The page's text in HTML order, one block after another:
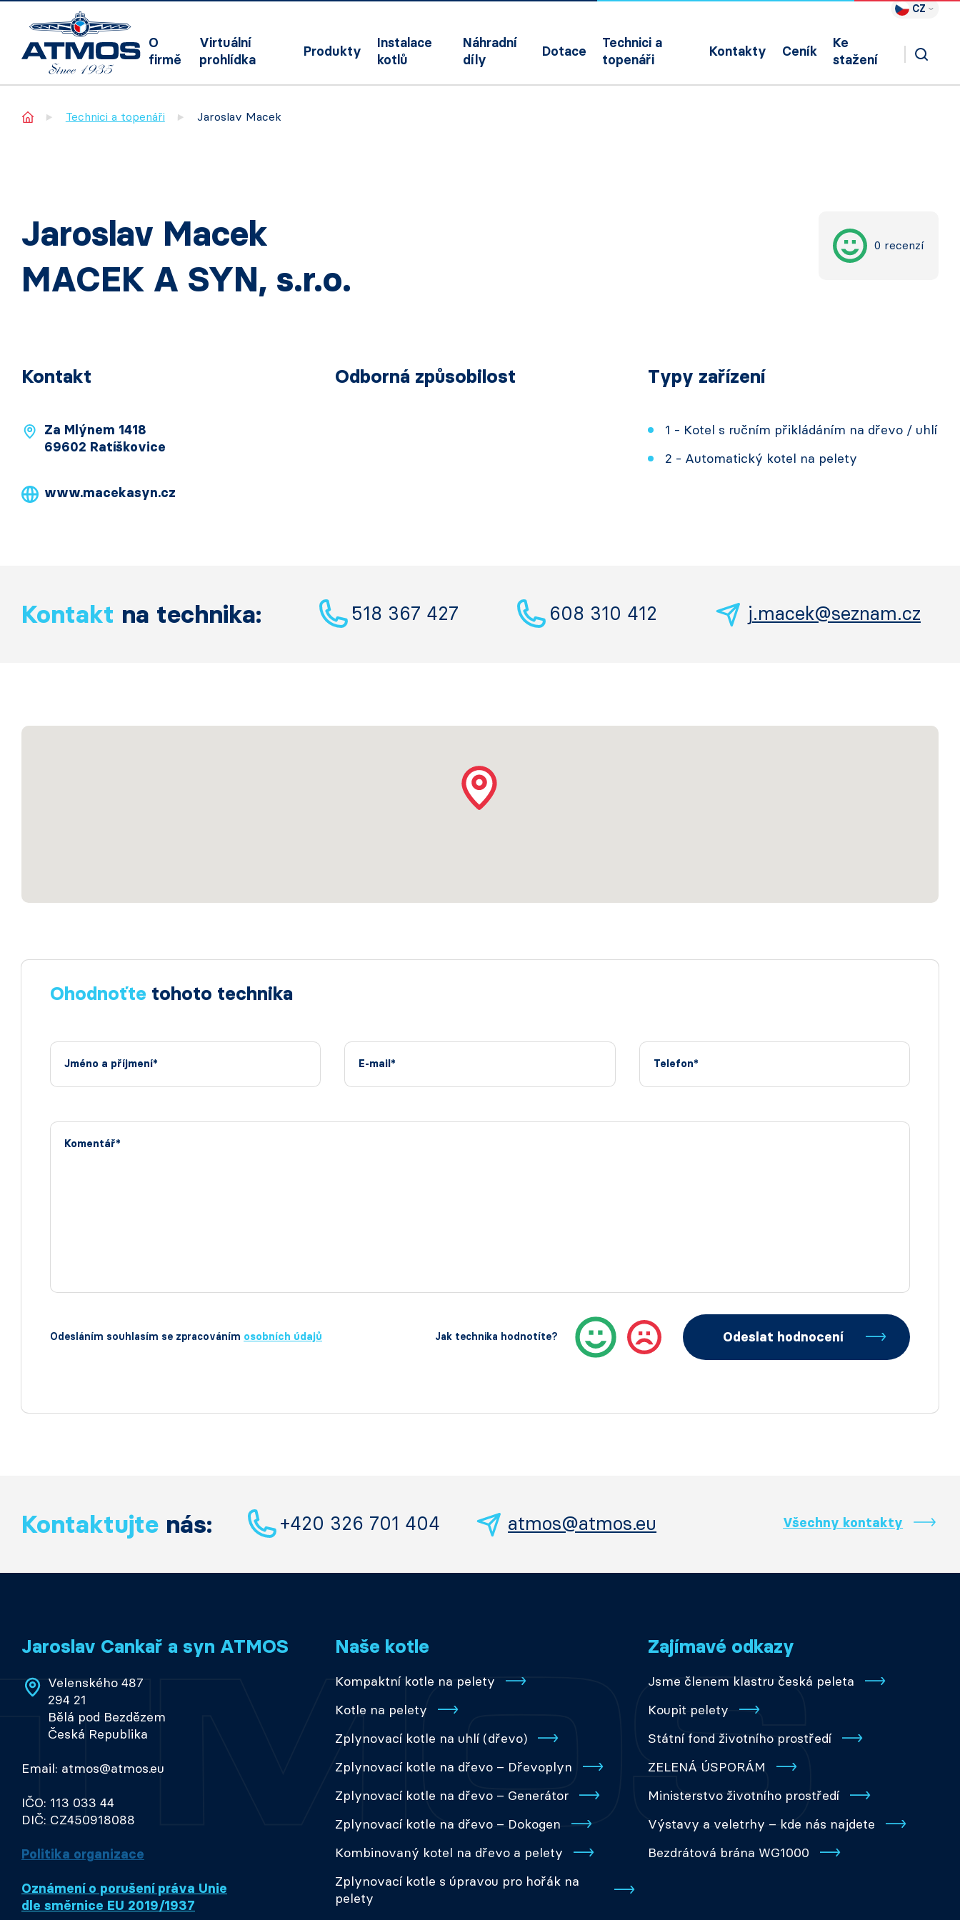
CZ
O
firmě
Virtuální
prohlídka
Produkty
Instalace
kotlů
Náhradní
díly
Dotace
Technici a
topenáři
Kontakty Ceník
Ke
stažení
Home Technici a topenáři Jaroslav Macek
Jaroslav Macek
MACEK A SYN, s.r.o.
0 recenzí
Kontakt
Za Mlýnem 1418
69602 Ratíškovice
www.macekasyn.cz
Odborná způsobilost Typy zařízení
1 - Kotel s ručním přikládáním na dřevo / uhlí
2 - Automatický kotel na pelety
Kontakt na technika: 518 367 427 608 310 412 j.macek@seznam.cz
Ohodnoťte tohoto technika
Jméno a příjmení* E-mail* Telefon*
Komentář*
Odesláním souhlasím se zpracováním osobních údajů Jak technika hodnotíte? Odeslat hodnocení
Kontaktujte nás: +420 326 701 404 atmos@atmos.eu Všechny kontakty
Jaroslav Cankař a syn ATMOS
Velenského 487
294 21
Bělá pod Bezdězem
Česká Republika
Email: atmos@atmos.eu
IČO: 113 033 44
DIČ: CZ450918088
Politika organizace
Oznámení o porušení práva Unie
dle směrnice EU 2019/1937
Naše kotle
Kompaktní kotle na pelety
Kotle na pelety
Zplynovací kotle na uhlí (dřevo)
Zplynovací kotle na dřevo – Dřevoplyn
Zplynovací kotle na dřevo – Generátor
Zplynovací kotle na dřevo – Dokogen
Kombinovaný kotel na dřevo a pelety
Zplynovací kotle s úpravou pro hořák na
pelety
Zajímavé odkazy
Jsme členem klastru česká peleta
Koupit pelety
Státní fond životního prostředí
ZELENÁ ÚSPORÁM
Ministerstvo životního prostředí
Výstavy a veletrhy – kde nás najdete
Bezdrátová brána WG1000